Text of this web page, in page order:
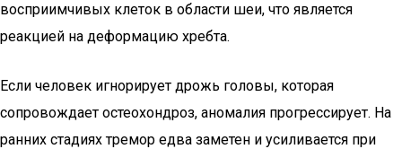
восприимчивых клеток в области шеи, что является
реакцией на деформацию хребта.
Если человек игнорирует дрожь головы, которая
сопровождает остеохондроз, аномалия прогрессирует. На
ранних стадиях тремор едва заметен и усиливается при